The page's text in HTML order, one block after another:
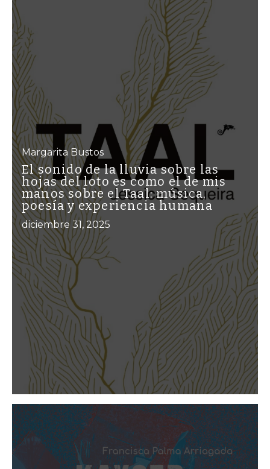
Margarita Bustos
El sonido de la lluvia sobre las
hojas del loto es como el de mis
manos sobre el Taal: música,
poesía y experiencia humana
diciembre 31, 2025